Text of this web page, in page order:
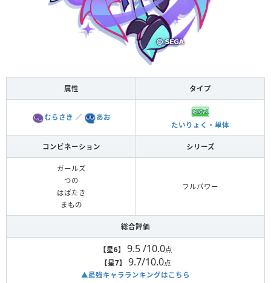
属性 タイプ
むらさき ／
あお
たいりょく・単体
コンビネーション シリーズ
ガールズ
つの
はばたき
まもの
フルパワー
総合評価
【星6】 9.5 /10.0点
【星7】
9.7/10.0点
▲最強キャラランキングはこちら